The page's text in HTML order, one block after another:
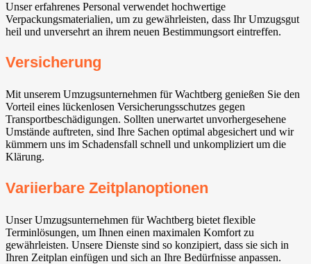
Unser erfahrenes Personal verwendet hochwertige
Verpackungsmaterialien, um zu gewährleisten, dass Ihr Umzugsgut
heil und unversehrt an ihrem neuen Bestimmungsort eintreffen.
Versicherung
Mit unserem Umzugsunternehmen für Wachtberg⁠ genießen Sie den
Vorteil eines lückenlosen Versicherungsschutzes gegen
Transportbeschädigungen. Sollten unerwartet unvorhergesehene
Umstände auftreten, sind Ihre Sachen optimal abgesichert und wir
kümmern uns im Schadensfall schnell und unkompliziert um die
Klärung.
Variierbare Zeitplanoptionen
Unser Umzugsunternehmen für Wachtberg⁠ bietet flexible
Terminlösungen, um Ihnen einen maximalen Komfort zu
gewährleisten. Unsere Dienste sind so konzipiert, dass sie sich in
Ihren Zeitplan einfügen und sich an Ihre Bedürfnisse anpassen.